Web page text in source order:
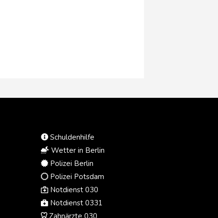
Schuldenhilfe
Wetter in Berlin
Polizei Berlin
Polizei Potsdam
Notdienst 030
Notdienst 0331
Zahnärzte 030